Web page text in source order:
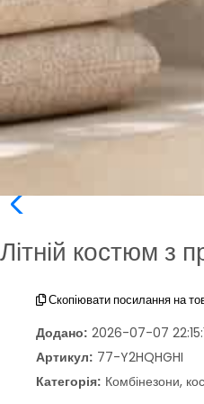
Літній костюм з
Скопіювати посилання на
Додано: 2026-07-07
Артикул: 77-Y2HQHGHI
Категорія: Комбінезони,